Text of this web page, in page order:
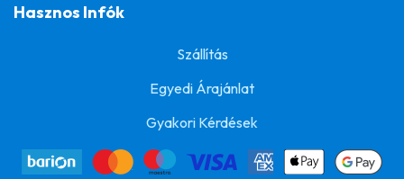
Hasznos Infók
Szállítás
Egyedi Árajánlat
Gyakori Kérdések